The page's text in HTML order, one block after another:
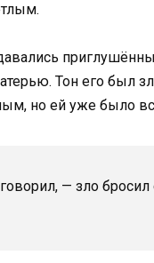
Тон его был
но ей уже было
— зло